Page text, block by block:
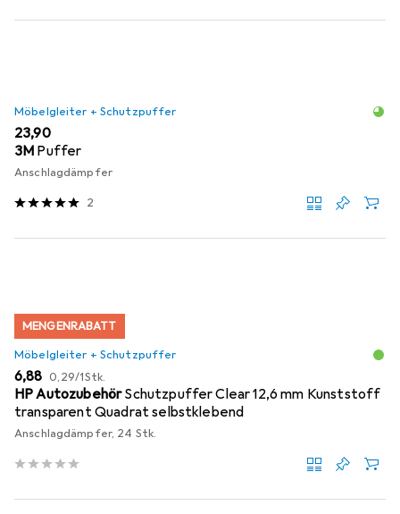
Möbelgleiter + Schutzpuffer
EUR
23,90
3M Puffer
Anschlagdämpfer
2
MENGENRABATT
Möbelgleiter + Schutzpuffer
EUR
6,88 EUR
0,29/1Stk.
HP AutozubehörSchutzpuffer Clear 12,6 mm Kunststoff
transparent Quadrat selbstklebend
Anschlagdämpfer, 24 Stk.